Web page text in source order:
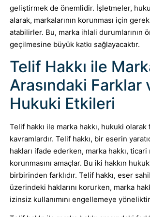
geliştirmek de önemlidir. İşletmeler,
alarak, markalarının korunması için
atabilirler. Bu, marka ihlali durumlarının
geçilmesine büyük katkı sağlayacaktır.
Telif Hakkı ile
Arasındaki Farklar
Hukuki Etkileri
Telif hakkı ile marka hakkı, hukuki olarak
kavramlardır. Telif hakkı, bir eserin
hakları ifade ederken, marka hakkı, ticari
korunmasını amaçlar. Bu iki hakkın
birbirinden farklıdır. Telif hakkı, eser
üzerindeki haklarını korurken, marka
izinsiz kullanımını engellemeye